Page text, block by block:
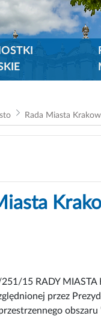
Rada Miasta
15 RADY
przez